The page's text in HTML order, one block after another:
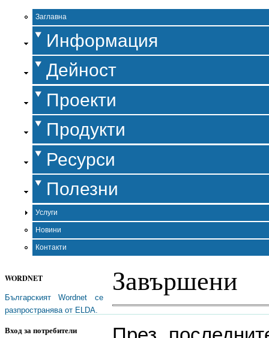
Заглавна
Информация
Дейност
Проекти
Продукти
Ресурси
Полезни
Услуги
Новини
Контакти
WORDNET
Българският Wordnet се
разпространява от ELDA.
Вход за потребители
Завършени